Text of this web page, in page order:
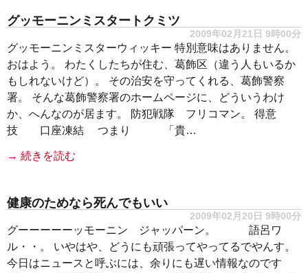
グッモーニンミスタートクミツ
2009年02月21日 9時00分
グッモーニンミスターウィッキー 特別意味はありません。
おはよう。 わたくしたちが住む、葛飾区（違う人もいるか
もしれないけど）。 その治安を守ってくれる、葛飾警察
署。 そんな葛飾警察署のホームページに、どういうわけ
か、へんなのが居ます。 防犯戦隊 フリコマン。 得意
技 口座凍結 つまり 「貴…
→ 続きを読む
健康のためなら死んでもいい
2009年02月20日 9時00分
グーーーーーッモーニン ジャッパーン。 語呂ワ
ル・・。 いやはや、どうにも頑張ってやってるでやんす。
今日はニュースと呼ぶには、余りにも遅い情報なのです